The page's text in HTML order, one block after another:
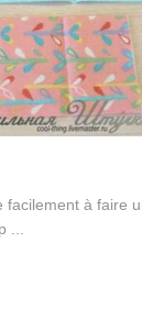
facilement à faire